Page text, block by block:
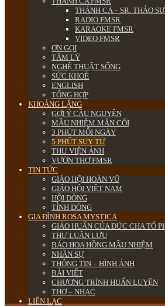
THÁNH CA – SR. THẢO
RADIO FMSR
KARAOKE FMSR
VIDEO FMSR
ƠN GỌI
TÂM LÝ
NGHỆ THUẬT SỐNG
SỨC KHOẺ
ENGLISH
TỔNG HỢP
KHOẢNG LẶNG
GỢI Ý CẦU NGUYỆN
MẦU NHIỆM MÂN CÔI
3 PHÚT MỖI NGÀY
5 PHÚT SUY TƯ
THƯ VIỆN ẢNH
VƯỜN THƠ FMSR
TIN TỨC
GIÁO HỘI HOÀN VŨ
GIÁO HỘI VIỆT NAM
HỘI DÒNG
TỈNH DÒNG
GIA ĐÌNH ROSA MYSTICA
GIÁO HUẤN CỦA ĐỨC CHA TỔ
THƯ LUÂN LƯU
BÁO HOA HỒNG MẦU NHIỆM
NHÂN SỰ
THÔNG TIN – HÌNH ẢNH
BÀI VIẾT
CHƯƠNG TRÌNH HUẤN LUYỆN
THƠ – NHẠC
LIÊN LẠC